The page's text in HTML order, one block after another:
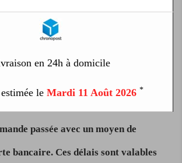
en 24h à domicile
le Mardi 11 Août 2026 *
passée avec un moyen de
bancaire. Ces délais sont valables